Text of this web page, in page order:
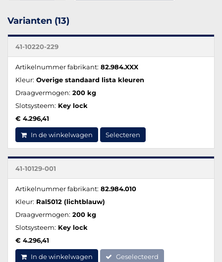
Varianten (13)
41-10220-229
Artikelnummer fabrikant: 82.984.XXX
Kleur: Overige standaard lista kleuren
Draagvermogen: 200 kg
Slotsysteem: Key lock
€ 4.296,41
In de winkelwagen Selecteren
41-10129-001
Artikelnummer fabrikant: 82.984.010
Kleur: Ral5012 (lichtblauw)
Draagvermogen: 200 kg
Slotsysteem: Key lock
€ 4.296,41
In de winkelwagen Geselecteerd